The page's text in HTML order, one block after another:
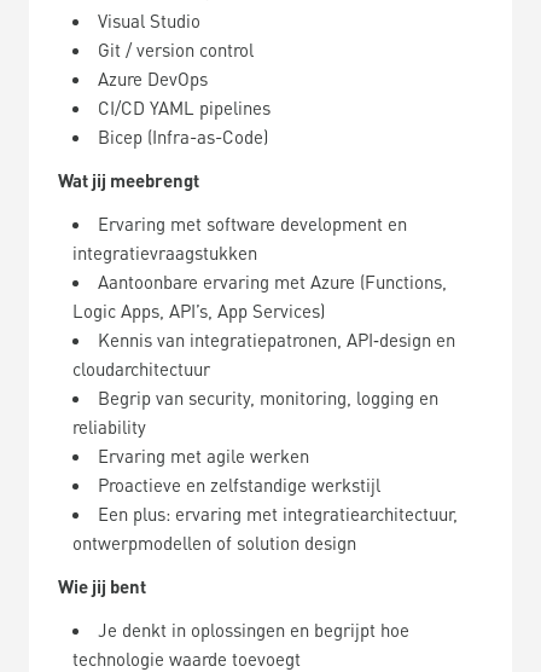
Visual Studio
Git / version control
Azure DevOps
CI/CD YAML pipelines
Bicep (Infra-as-Code)
Wat jij meebrengt
Ervaring met software development en
integratievraagstukken
Aantoonbare ervaring met Azure (Functions,
Logic Apps, API’s, App Services)
Kennis van integratiepatronen, API‑design en
cloudarchitectuur
Begrip van security, monitoring, logging en
reliability
Ervaring met agile werken
Proactieve en zelfstandige werkstijl
Een plus: ervaring met integratiearchitectuur,
ontwerpmodellen of solution design
Wie jij bent
Je denkt in oplossingen en begrijpt hoe
technologie waarde toevoegt